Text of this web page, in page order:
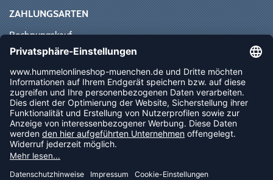
ZAHLUNGSARTEN
Rechnungskauf
Paypal
Vorkasse
Sofortüberweisung
NEWSLETTER